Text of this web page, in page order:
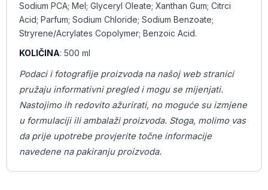
Sodium PCA; Mel; Glyceryl Oleate; Xanthan Gum; Citrci
Acid; Parfum; Sodium Chloride; Sodium Benzoate;
Stryrene/Acrylates Copolymer; Benzoic Acid.
KOLIČINA: 500 ml
Podaci i fotografije proizvoda na našoj web stranici
pružaju informativni pregled i mogu se mijenjati.
Nastojimo ih redovito ažurirati, no moguće su izmjene
u formulaciji ili ambalaži proizvoda. Stoga, molimo vas
da prije upotrebe provjerite točne informacije
navedene na pakiranju proizvoda.